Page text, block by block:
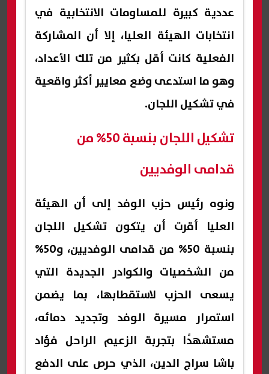
عددية كبيرة للمساومات الانتخابية في
انتخابات الهيئة العليا، إلا أن المشاركة
الفعلية كانت أقل بكثير من تلك الأعداد،
وهو ما استدعى وضع معايير أكثر واقعية
في تشكيل اللجان.
تشكيل اللجان بنسبة 50% من
قدامى الوفديين
ونوه رئيس حزب الوفد إلى أن الهيئة
العليا أقرت أن يتكون تشكيل اللجان
بنسبة 50% من قدامى الوفديين، و50%
من الشخصيات والكوادر الجديدة التي
يسعى الحزب لاستقطابها، بما يضمن
استمرار مسيرة الوفد وتجديد دمائه،
مستشهدًا بتجربة الزعيم الراحل فؤاد
باشا سراج الدين، الذي حرص على الدفع